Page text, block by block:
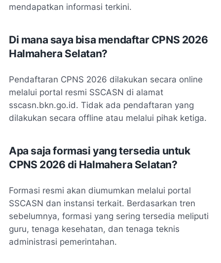
mendapatkan informasi terkini.
Di mana saya bisa mendaftar CPNS 2026
Halmahera Selatan?
Pendaftaran CPNS 2026 dilakukan secara online
melalui portal resmi SSCASN di alamat
sscasn.bkn.go.id. Tidak ada pendaftaran yang
dilakukan secara offline atau melalui pihak ketiga.
Apa saja formasi yang tersedia untuk
CPNS 2026 di Halmahera Selatan?
Formasi resmi akan diumumkan melalui portal
SSCASN dan instansi terkait. Berdasarkan tren
sebelumnya, formasi yang sering tersedia meliputi
guru, tenaga kesehatan, dan tenaga teknis
administrasi pemerintahan.